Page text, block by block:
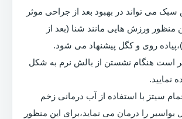
می تواند در بهبود بعد از جراحی موثر
منظور ورزش هایی مانند شنا (بعد از
روی و کگل پیشنهاد می شود.
است هنگام نشستن از بالش نرم به شکل
نمایید.
سیتز با استفاده از آب درمانی زخم
را درمان می نماید،برای این منظور